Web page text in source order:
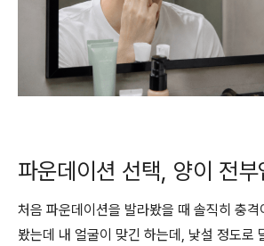
파운데이션 선택, 양이 전부
처음 파운데이션을 발라봤을 때 솔직히 충
봤는데 내 얼굴이 맞긴 하는데, 낯설 정도로